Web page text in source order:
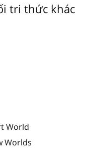
tri thức khác
World
Worlds